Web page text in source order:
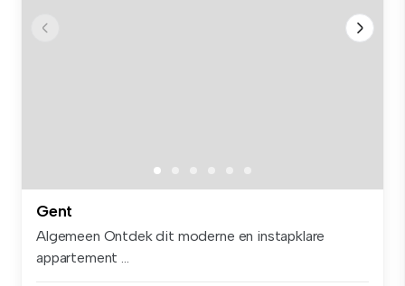
Gent
Algemeen Ontdek dit moderne en instapklare
appartement ...